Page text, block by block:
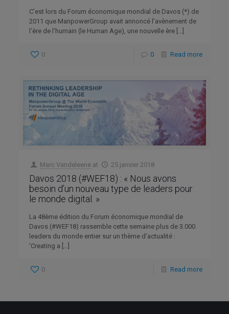
C’est lors du Forum économique mondial de Davos (*) de
2011 que ManpowerGroup avait annoncé l’avènement de
l’ère de l’humain (le Human Age), une nouvelle ère […]
0 0 Read more
Marc Vandeleene at 25 janvier 2018
Davos 2018 (#WEF18) : « Nous avons
besoin d’un nouveau type de leaders pour
le monde digital. »
La 48ème édition du Forum économique mondial de
Davos (#WEF18) rassemble cette semaine plus de 3.000
leaders du monde entier sur un thème d’actualité :
‘Creating a […]
0 Read more